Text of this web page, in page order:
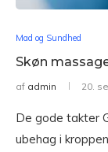
Mad og Sundhed
Skøn
af admin 20.
De gode takter
ubehag i